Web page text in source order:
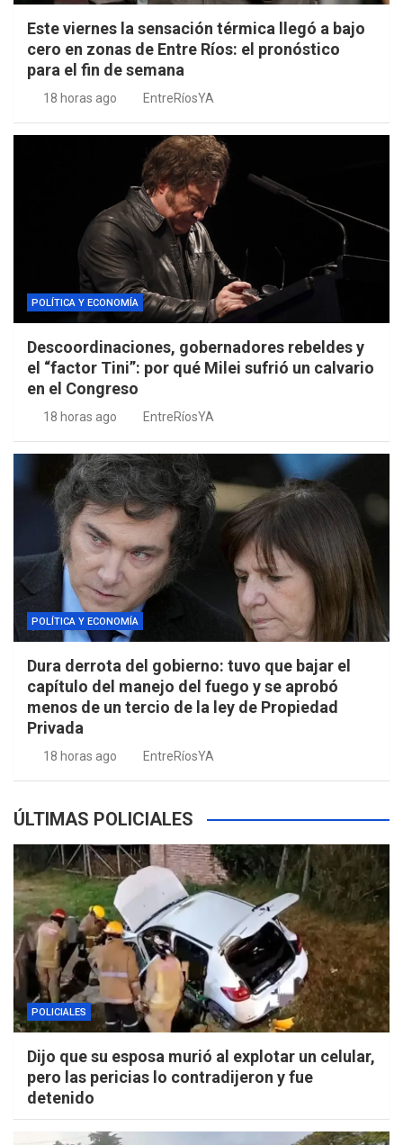
Este viernes la sensación térmica llegó a bajo
cero en zonas de Entre Ríos: el pronóstico
para el fin de semana
18 horas ago EntreRíosYA
POLÍTICA Y ECONOMÍA
Descoordinaciones, gobernadores rebeldes y
el “factor Tini”: por qué Milei sufrió un calvario
en el Congreso
18 horas ago EntreRíosYA
POLÍTICA Y ECONOMÍA
Dura derrota del gobierno: tuvo que bajar el
capítulo del manejo del fuego y se aprobó
menos de un tercio de la ley de Propiedad
Privada
18 horas ago EntreRíosYA
ÚLTIMAS POLICIALES
POLICIALES
Dijo que su esposa murió al explotar un celular,
pero las pericias lo contradijeron y fue
detenido